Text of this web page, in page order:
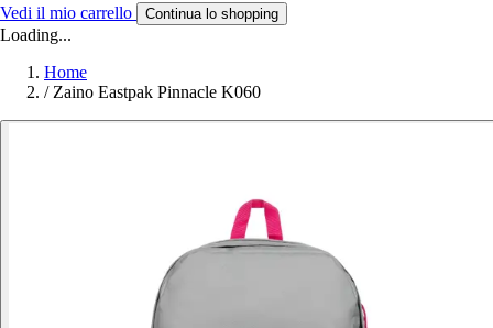
Vedi il mio carrello Continua lo shopping
Loading...
Home
/ Zaino Eastpak Pinnacle K060